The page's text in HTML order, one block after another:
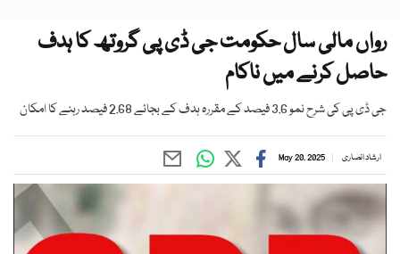
رواں مالی سال حکومت جی ڈی پی گروتھ کا ہدف
حاصل کرنے میں ناکام
جی ڈی پی کی شرح نمو 3.6 فیصد کے مقررہ ہدف کے بجائے 2.68 فیصد رہنے کا امکان
ارشاد انصاری May 20, 2025